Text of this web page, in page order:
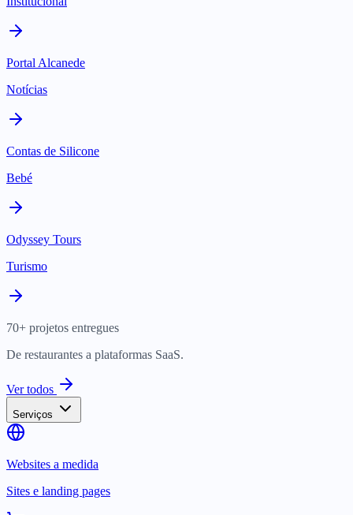
Portal Alcanede
Notícias
Contas de Silicone
Bebé
Odyssey Tours
Turismo
70+ projetos entregues
De restaurantes a plataformas SaaS.
Ver todos
Serviços
Websites a medida
Sites e landing pages